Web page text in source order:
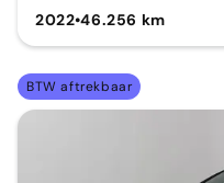
2022•46.256 km
BTW aftrekbaar